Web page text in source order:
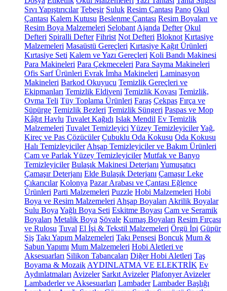
Sıvı Yapıştırıcılar Tebeşir Suluk Resim Çantası Pano Okul
Çantası Kalem Kutusu Beslenme Çantası Resim Boyaları ve
Resim Boya Malzemeleri Selobant Ajanda Defter Okul
Defteri Spiralli Defter Fihrist Not Defteri Bloknot Kırtasiye
Malzemeleri Masaüstü Gereçleri Kırtasiye Kağıt Ürünleri
Kırtasiye Seti Kalem ve Yazı Gereçleri Koli Bandı Makinesi
Para Makineleri Para Çekmeceleri Para Sayma Makineleri
Ofis Sarf Ürünleri Evrak İmha Makineleri Laminasyon
Makineleri Barkod Okuyucu Temizlik Gereçleri ve
Ekipmanları Temizlik Eldiveni Temizlik Kovası Temizlik,
Ovma Teli Tüy Toplama Ürünleri Faraş Çekpas Fırça ve
Süpürge Temizlik Bezleri Temizlik Süngeri Paspas ve Mop
Kâğıt Havlu Tuvalet Kağıdı Islak Mendil Ev Temizlik
Malzemeleri Tuvalet Temizleyici Yüzey TemizleyicilerYağ,
Kireç ve Pas Çözücüler Çubuklu Oda Kokusu Oda Kokusu
Halı Temizleyiciler Ahşap Temizleyiciler ve Bakım Ürünleri
Cam ve Parlak Yüzey Temizleyiciler Mutfak ve Banyo
Temizleyiciler Bulaşık Makinesi Deterjanı Yumuşatıcı
Çamaşır Deterjanı Elde Bulaşık Deterjanı Çamaşır Leke
Çıkarıcılar Kolonya Pazar Arabası ve Çantası Eğlence
Ürünleri Parti Malzemeleri Puzzle Hobi Malzemeleri Hobi
Boya ve Resim Malzemeleri Ahşap Boyaları Akrilik Boyalar
Sulu Boya Yağlı Boya Seti Eskitme Boyası Cam ve Seramik
Boyaları Metalik Boya Şövale Kumaş Boyaları Resim Fırçası
ve Rulosu Tuval El İşi & Tekstil Malzemeleri Örgü İpi Güpür
Şiş Takı Yapım Malzemeleri Takı Pensesi Boncuk Mum &
Sabun Yapımı Mum Malzemeleri Hobi Aletleri ve
Aksesuarları Silikon Tabancaları Diğer Hobi Aletleri Taş
Boyama & Mozaik AYDINLATMA VE ELEKTRİK Ev
Aydınlatmaları Avizeler Sarkıt Avizeler Plafonyer Avizeler
Lambaderler ve Aksesuarları Lambader Lambader Başlığı